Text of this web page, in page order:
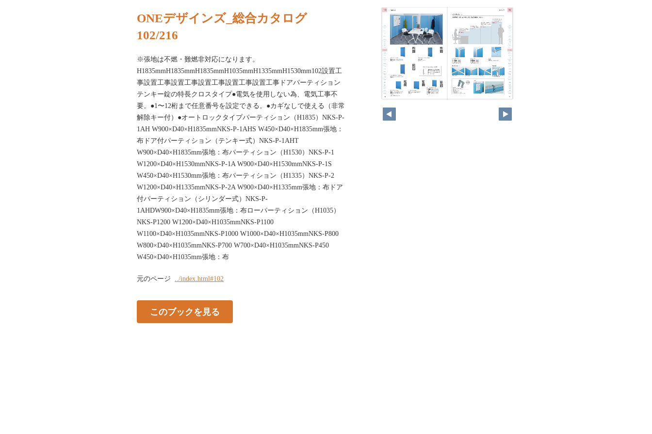
ONEデザインズ_総合カタログ
102/216
※張地は不燃・難燃非対応になります。
H1835mmH1835mmH1835mmH1035mmH1335mmH1530mm102設置工
事設置工事設置工事設置工事設置工事設置工事ドアパーティション
テンキー錠の特長クロスタイプ●電気を使用しない為、電気工事不
要。●1〜12桁まで任意番号を設定できる。●カギなしで使える（非常
解除キー付）●オートロックタイプパーティション（H1835）NKS-P-
1AH W900×D40×H1835mmNKS-P-1AHS W450×D40×H1835mm張地：
布ドア付パーティション（テンキー式）NKS-P-1AHT
W900×D40×H1835mm張地：布パーティション（H1530）NKS-P-1
W1200×D40×H1530mmNKS-P-1A W900×D40×H1530mmNKS-P-1S
W450×D40×H1530mm張地：布パーティション（H1335）NKS-P-2
W1200×D40×H1335mmNKS-P-2A W900×D40×H1335mm張地：布ドア
付パーティション（シリンダー式）NKS-P-
1AHDW900×D40×H1835mm張地：布ローパーティション（H1035）
NKS-P1200 W1200×D40×H1035mmNKS-P1100
W1100×D40×H1035mmNKS-P1000 W1000×D40×H1035mmNKS-P800
W800×D40×H1035mmNKS-P700 W700×D40×H1035mmNKS-P450
W450×D40×H1035mm張地：布
元のページ ../index.html#102
このブックを見る